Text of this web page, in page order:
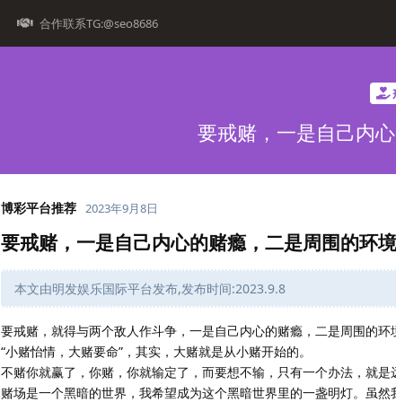
合作联系TG:@seo8686
要戒赌，一是自己内
博彩平台推荐 2023年9月8日
要戒赌，一是自己内心的赌瘾，二是周围的环境
本文由明发娱乐国际平台发布,发布时间:2023.9.8
要戒赌，就得与两个敌人作斗争，一是自己内心的赌瘾，二是周围的环
“小赌怡情，大赌要命”，其实，大赌就是从小赌开始的。
不赌你就赢了，你赌，你就输定了，而要想不输，只有一个办法，就是
赌场是一个黑暗的世界，我希望成为这个黑暗世界里的一盏明灯。虽